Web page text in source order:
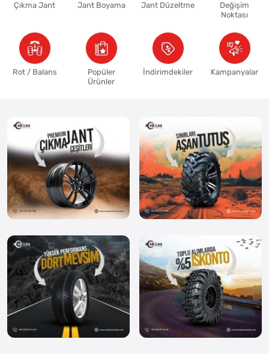
Çıkma Jant Jant Boyama Jant Düzeltme
Değişim
Noktası
Rot / Balans
Popüler
Ürünler
İndirimdekiler Kampanyalar